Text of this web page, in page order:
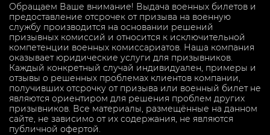
Обращаем Ваше внимание! Выдача военных билетов и
предоставление отсрочек от призыва на военную
службу производится на основании решений
призывных комиссий и относится к исключительной
компетенции военных комиссариатов. Наша компания
оказывает юридические услуги для призывников.
Каждый конкретный случай индивидуален, примеры и
отзывы о решенных проблемах клиентов компании,
получивших отсрочку от призыва или военный билет не
являются ориентиром для решения проблем других
призывников. Все материалы, размещённые на данном
сайте, не зависимо от их содержания, не являются
публичной офертой.